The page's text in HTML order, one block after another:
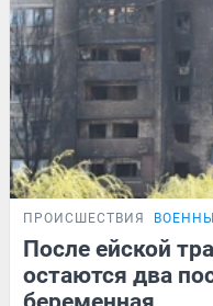
ПРОИСШЕСТВИЯ
После ейской
остаются два